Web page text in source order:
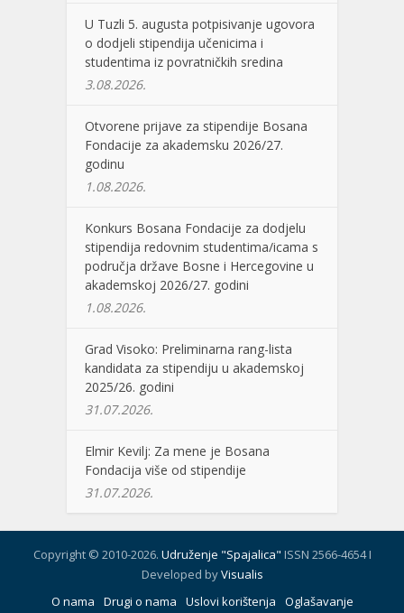
U Tuzli 5. augusta potpisivanje ugovora
o dodjeli stipendija učenicima i
studentima iz povratničkih sredina
3.08.2026.
Otvorene prijave za stipendije Bosana
Fondacije za akademsku 2026/27.
godinu
1.08.2026.
Konkurs Bosana Fondacije za dodjelu
stipendija redovnim studentima/icama s
područja države Bosne i Hercegovine u
akademskoj 2026/27. godini
1.08.2026.
Grad Visoko: Preliminarna rang-lista
kandidata za stipendiju u akademskoj
2025/26. godini
31.07.2026.
Elmir Kevilj: Za mene je Bosana
Fondacija više od stipendije
31.07.2026.
Copyright © 2010-2026. Udruženje "Spajalica" ISSN 2566-4654 I
Developed byVisualis
O nama
Drugi o nama Uslovi korištenja Oglašavanje